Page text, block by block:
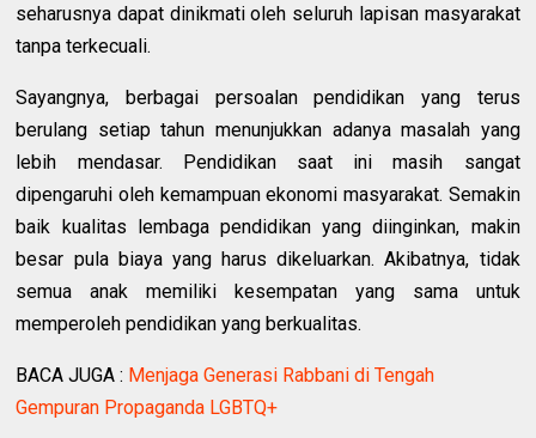
seharusnya dapat dinikmati oleh seluruh lapisan masyarakat
tanpa terkecuali.
Sayangnya, berbagai persoalan pendidikan yang terus
berulang setiap tahun menunjukkan adanya masalah yang
lebih mendasar. Pendidikan saat ini masih sangat
dipengaruhi oleh kemampuan ekonomi masyarakat. Semakin
baik kualitas lembaga pendidikan yang diinginkan, makin
besar pula biaya yang harus dikeluarkan. Akibatnya, tidak
semua anak memiliki kesempatan yang sama untuk
memperoleh pendidikan yang berkualitas.
BACA JUGA : Menjaga Generasi Rabbani di Tengah
Gempuran Propaganda LGBTQ+